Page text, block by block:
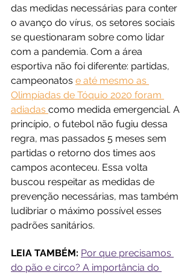
das medidas necessárias para conter
o avanço do vírus, os setores sociais
se questionaram sobre como lidar
com a pandemia. Com a área
esportiva não foi diferente: partidas,
campeonatos e até mesmo as
Olimpíadas de Tóquio 2020 foram
adiadas como medida emergencial. A
princípio, o futebol não fugiu dessa
regra, mas passados 5 meses sem
partidas o retorno dos times aos
campos aconteceu. Essa volta
buscou respeitar as medidas de
prevenção necessárias, mas também
ludibriar o máximo possível esses
padrões sanitários.
LEIA TAMBÉM: Por que precisamos
do pão e circo? A importância do